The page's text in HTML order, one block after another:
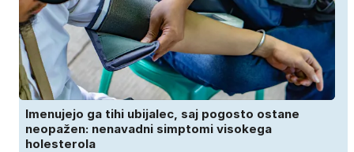
Imenujejo ga tihi ubijalec, saj pogosto ostane
neopažen: nenavadni simptomi visokega
holesterola